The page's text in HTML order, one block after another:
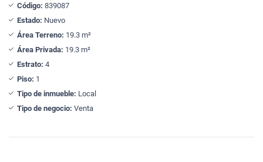
Código: 839087
Estado: Nuevo
Área Terreno: 19.3 m²
Área Privada: 19.3 m²
Estrato: 4
Piso: 1
Tipo de inmueble: Local
Tipo de negocio: Venta